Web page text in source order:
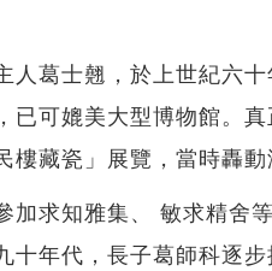
人葛士翹，於上世紀六
已可媲美大型博物館。
樓藏瓷」展覽，當時轟
加求知雅集、 敏求精舍
十年代，長子葛師科逐